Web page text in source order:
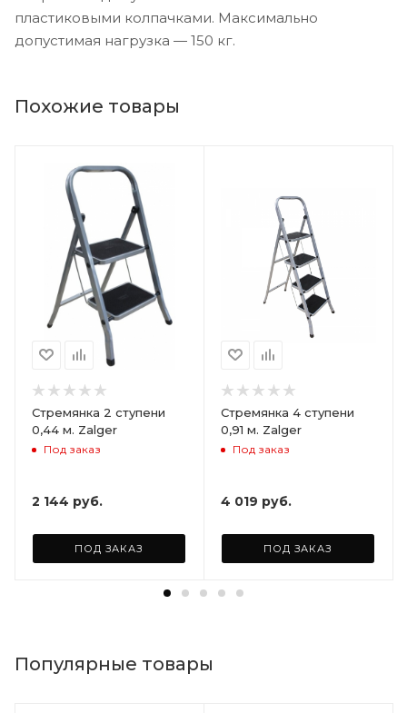
пластиковыми колпачками. Максимально
допустимая нагрузка — 150 кг.
Похожие товары
Стремянка 2 ступени
0,44 м. Zalger
Под заказ
2 144 руб.
ПОД ЗАКАЗ
Стремянка 4 ступени
0,91 м. Zalger
Под заказ
4 019 руб.
ПОД ЗАКАЗ
Популярные товары